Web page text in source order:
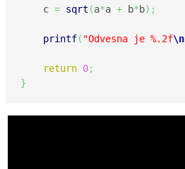
    c
= sqrt (a*a + b*b) ;
printf( "Odvesna je %.2f\n
return 0;
}